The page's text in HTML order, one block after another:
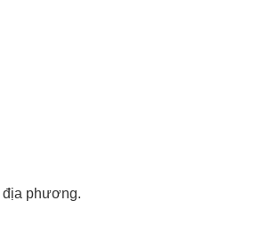
địa phương.